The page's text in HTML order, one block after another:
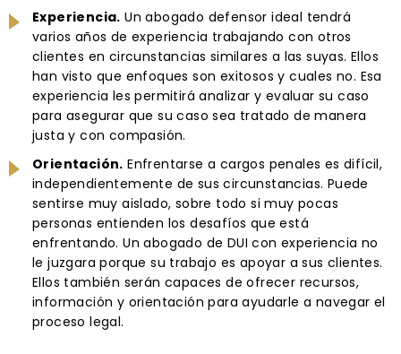
Experiencia. Un abogado defensor ideal tendrá
varios años de experiencia trabajando con otros
clientes en circunstancias similares a las suyas. Ellos
han visto que enfoques son exitosos y cuales no. Esa
experiencia les permitirá analizar y evaluar su caso
para asegurar que su caso sea tratado de manera
justa y con compasión.
Orientación. Enfrentarse a cargos penales es difícil,
independientemente de sus circunstancias. Puede
sentirse muy aislado, sobre todo si muy pocas
personas entienden los desafíos que está
enfrentando. Un abogado de DUI con experiencia no
le juzgara porque su trabajo es apoyar a sus clientes.
Ellos también serán capaces de ofrecer recursos,
información y orientación para ayudarle a navegar el
proceso legal.